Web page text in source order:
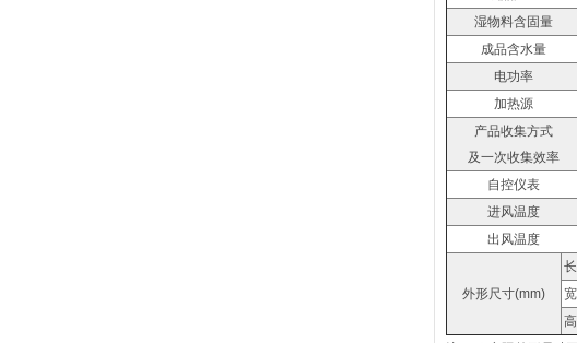
湿物料含固量
成品含水量
电功率
加热源
产品收集方式
及一次收集效率
自控仪表
进风温度
出风温度
外形尺寸(mm)
长
宽
高